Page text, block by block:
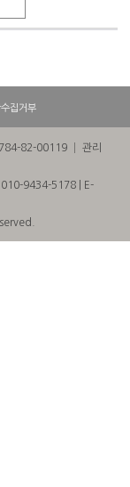
집거부
784-82-00119 │ 관리
9434-5178 | E-